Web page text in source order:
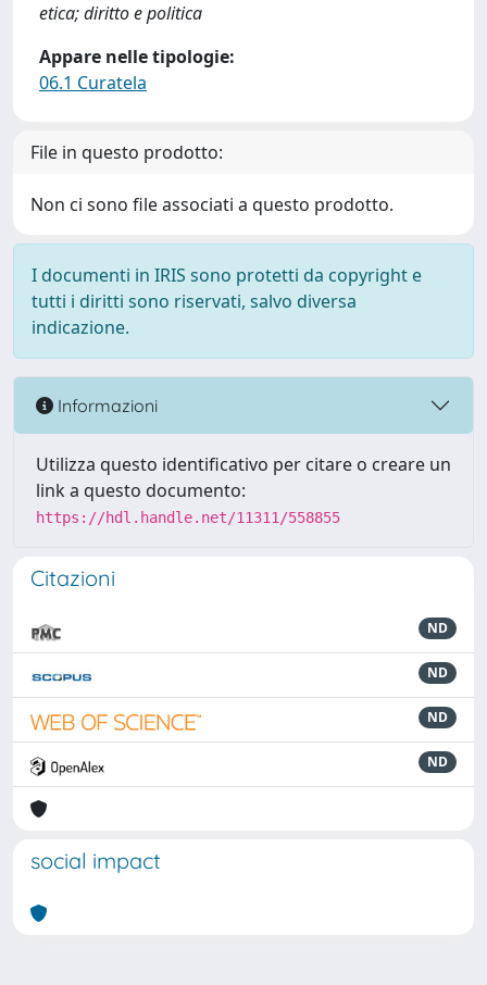
etica; diritto e politica
Appare nelle tipologie:
06.1 Curatela
File in questo prodotto:
Non ci sono file associati a questo prodotto.
I documenti in IRIS sono protetti da copyright e
tutti i diritti sono riservati, salvo diversa
indicazione.
Informazioni
Utilizza questo identificativo per citare o creare un
link a questo documento:
https://hdl.handle.net/11311/558855
Citazioni
ND
ND
ND
ND
social impact